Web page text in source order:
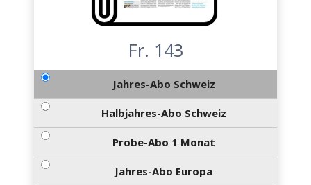
Fr. 143
Jahres-Abo Schweiz
Halbjahres-Abo Schweiz
Probe-Abo 1 Monat
Jahres-Abo Europa